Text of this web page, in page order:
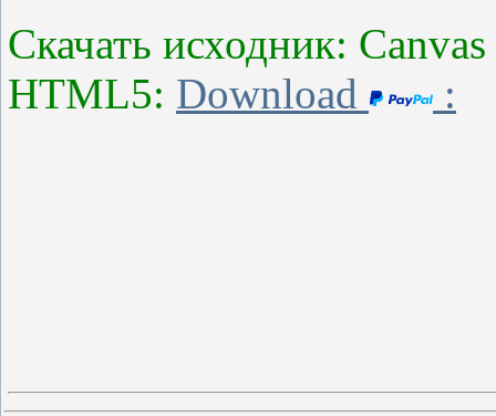
Скачать исходник:
HTML5: Download :